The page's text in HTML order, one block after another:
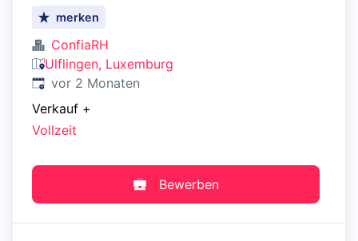
merken
ConfiaRH
Ulflingen, Luxemburg
Veröffentlicht:
vor 2 Monaten
Verkauf +
Vollzeit
Bewerben